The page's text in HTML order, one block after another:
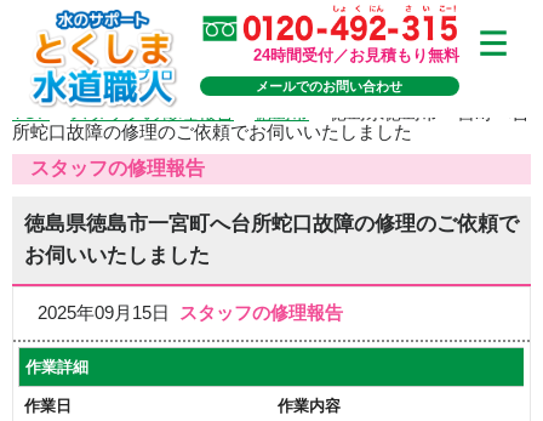
24時間受付／お見積もり無料
メールでのお問い合わせ
TOP>スタッフの修理報告
所蛇口故障の修理のご依頼でお伺いいたしました
スタッフの修理報告
徳島県徳島市一宮町へ台所蛇口故障の修理のご依頼で
お伺いいたしました
2025年09月15日 スタッフの修理報告
作業詳細
作業日
作業内容